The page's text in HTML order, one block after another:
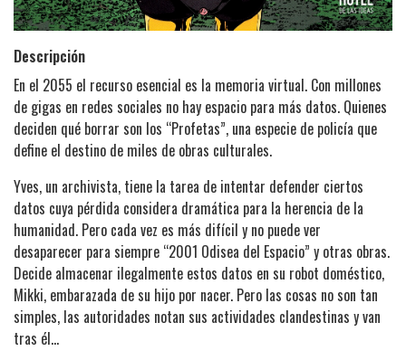
Descripción
En el 2055 el recurso esencial es la memoria virtual. Con millones
de gigas en redes sociales no hay espacio para más datos. Quienes
deciden qué borrar son los “Profetas”, una especie de policía que
define el destino de miles de obras culturales.
Yves, un archivista, tiene la tarea de intentar defender ciertos
datos cuya pérdida considera dramática para la herencia de la
humanidad. Pero cada vez es más difícil y no puede ver
desaparecer para siempre “2001 Odisea del Espacio” y otras obras.
Decide almacenar ilegalmente estos datos en su robot doméstico,
Mikki, embarazada de su hijo por nacer. Pero las cosas no son tan
simples, las autoridades notan sus actividades clandestinas y van
tras él…